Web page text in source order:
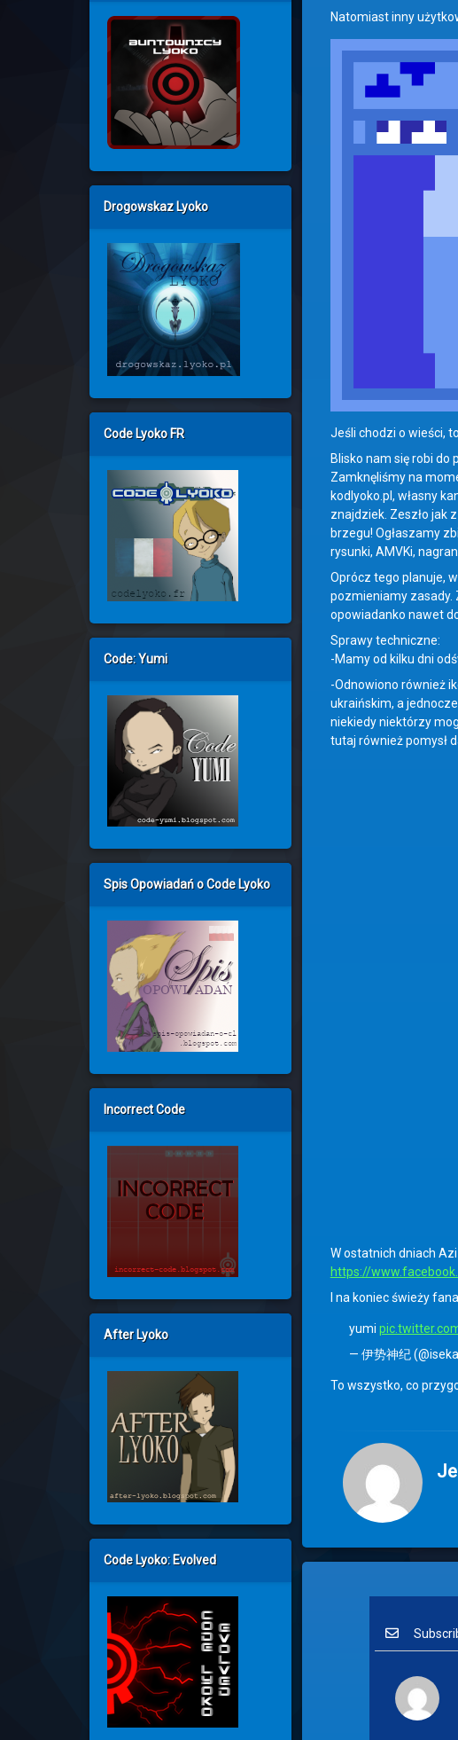
Natomiast inny
Jeśli chodzi o wieści,
Blisko nam się robi do
Zamknęliśmy na
kodlyoko.pl, własny
znajdziek. Zeszło jak
brzegu! Ogłaszamy
rysunki, AMVKi,
Oprócz tego planuje,
pozmieniamy zasady.
opowiadanko nawet
Sprawy techniczne:
-Mamy od kilku dni
-Odnowiono również
ukraińskim, a
niekiedy niektórzy
tutaj również pomysł
W ostatnich dniach
https://
I na koniec świeży
yumi
— 伊势神纪
To wszystko, co
Drogowskaz Lyoko
Code Lyoko FR
Code: Yumi
Spis Opowiadań o Code Lyoko
Incorrect Code
After Lyoko
Code Lyoko: Evolved